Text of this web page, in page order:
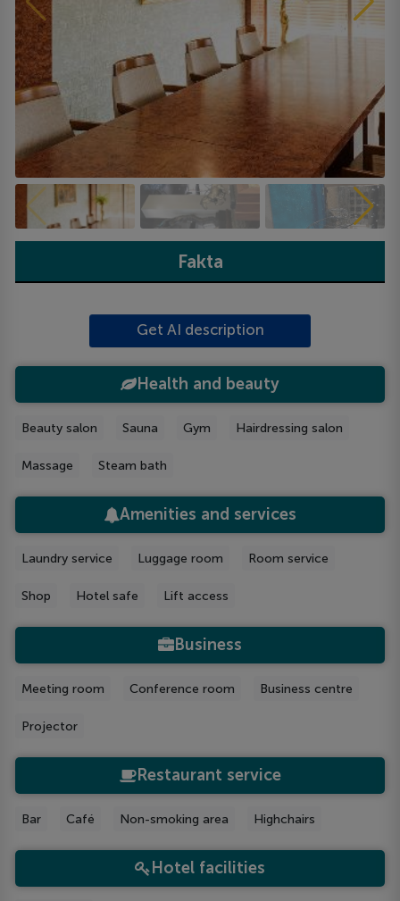
Fakta
Get AI description
Health and beauty
Beauty salon Sauna Gym Hairdressing salon
Massage Steam bath
Amenities and services
Laundry service Luggage room Room service
Shop Hotel safe Lift access
Business
Meeting room Conference room Business centre
Projector
Restaurant service
Bar Café Non-smoking area Highchairs
Hotel facilities